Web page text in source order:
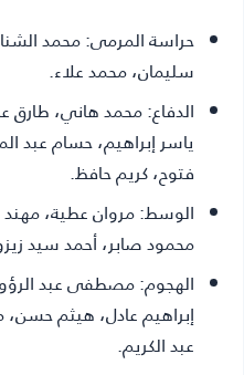
حراسة المرمى:محمد
سليمان، محمد علاء.
الدفاع:محمد هاني، طارق
ياسر إبراهيم، حسام عبد
فتوح، كريم حافظ.
الوسط:مروان عطية، مهند
محمود صابر، أحمد سيد
الهجوم:مصطفى عبد
إبراهيم عادل، هيثم
عبد الكريم.